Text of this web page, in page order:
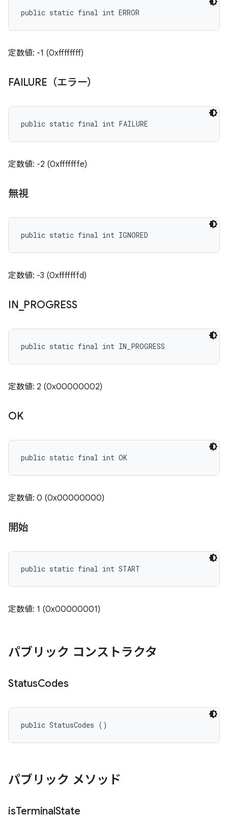
public static final int ERROR
定数値: -1 (0xffffffff)
FAILURE（エラー）
public static final int FAILURE
定数値: -2 (0xfffffffe)
無視
public static final int IGNORED
定数値: -3 (0xfffffffd)
IN PROGRESS
public static final int IN_PROGRESS
定数値: 2 (0x00000002)
OK
public static final int OK
定数値: 0 (0x00000000)
開始
public static final int START
定数値: 1 (0x00000001)
パブリック コンストラクタ
StatusCodes
public StatusCodes ()
パブリック メソッド
isTerminalState